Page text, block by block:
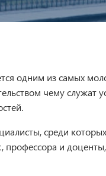
одним из самых
чему
среди
профессора и